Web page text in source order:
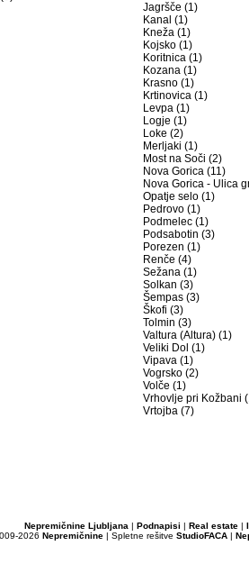
Jagršče (1)
Kanal (1)
Kneža (1)
Kojsko (1)
Koritnica (1)
Kozana (1)
Krasno (1)
Krtinovica (1)
Levpa (1)
Logje (1)
Loke (2)
Merljaki (1)
Most na Soči (2)
Nova Gorica (11)
Nova Gorica - Ulica
Opatje selo (1)
Pedrovo (1)
Podmelec (1)
Podsabotin (3)
Porezen (1)
Renče (4)
Sežana (1)
Solkan (3)
Šempas (3)
Škofi (3)
Tolmin (3)
Valtura (Altura) (1)
Veliki Dol (1)
Vipava (1)
Vogrsko (2)
Volče (1)
Vrhovlje pri Kožbani
Vrtojba (7)
Nepremičnine Ljubljana | Podnapisi | Real estate|
2026 Nepremičnine | Spletne rešitve StudioFACA |